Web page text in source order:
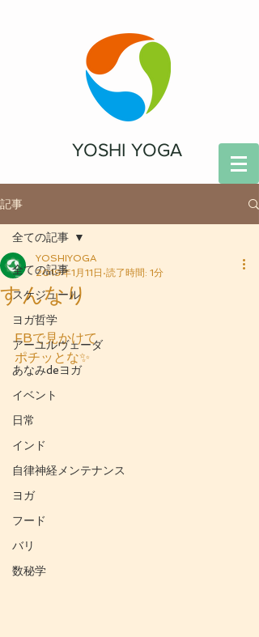
YOSHI YOGA
記事
全ての記事
スケジュール
ヨガ哲学
アーユルヴェーダ
あなみdeヨガ
イベント
日常
インド
自律神経メンテナンス
ヨガ
フード
バリ
数秘学
全ての記事
すんなり
YOSHIYOGA
2019年1月11日 読了時間: 1分
FBで見かけて
ポチッとな✨